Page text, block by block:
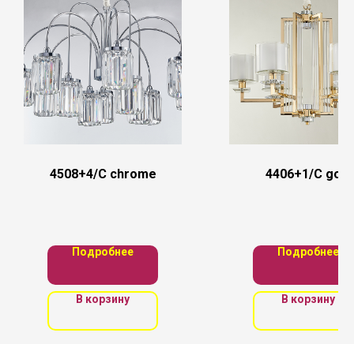
4508+4/C chrome
Подробнее
В корзину
4406+1/C gold
Подробнее
В корзину